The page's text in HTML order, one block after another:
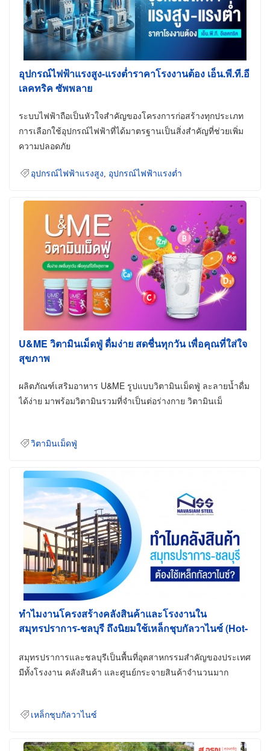
อุปกรณ์ไฟฟ้าแรงสูง-แรงต่ำราคาโรงงานต้อง เอ็น.พี.ที.อี
เลคทริค ซัพพลาย
ระบบไฟฟ้าถือเป็นหัวใจสำคัญของโครงการก่อสร้างทุกประเภท
การเลือกใช้อุปกรณ์ไฟฟ้าที่ได้มาตรฐานเป็นสิ่งสำคัญที่ช่วยเพิ่ม
ความปลอดภัย
อุปกรณ์ไฟฟ้าแรงสูง อุปกรณ์ไฟฟ้าแรงต่ำ
U&ME วิตามินเม็ดฟู่ ดื่มง่าย สดชื่นทุกวัน เพื่อคุณที่ใส่ใจ
สุขภาพ
ผลิตภัณฑ์เสริมอาหาร U&ME รูปแบบวิตามินเม็ดฟู่ ละลายน้ำดื่ม
ได้ง่าย มาพร้อมวิตามินรวมที่จำเป็นต่อร่างกาย วิตามินเม็
วิตามินเม็ดฟู่
ทำไมงานโครงสร้างคลังสินค้าและโรงงานใน
สมุทรปราการ-ชลบุรี ถึงนิยมใช้เหล็กชุบกัลวาไนซ์ (Hot-
สมุทรปราการและชลบุรีเป็นพื้นที่อุตสาหกรรมสำคัญของประเทศ
มีทั้งโรงงาน คลังสินค้า และศูนย์กระจายสินค้าจำนวนมาก
เหล็กชุบกัลวาไนซ์